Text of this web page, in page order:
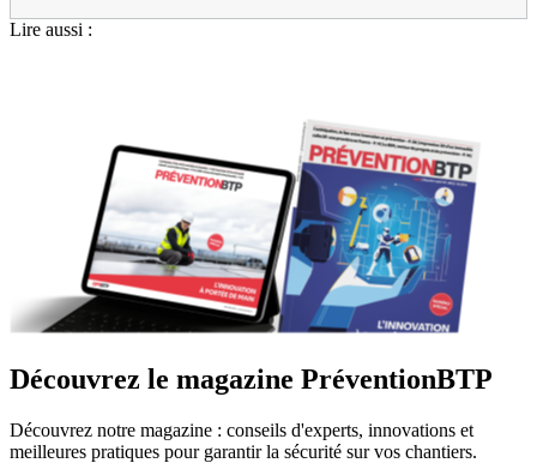
Lire aussi :
Découvrez le magazine PréventionBTP
Découvrez notre magazine : conseils d'experts, innovations et
meilleures pratiques pour garantir la sécurité sur vos chantiers.